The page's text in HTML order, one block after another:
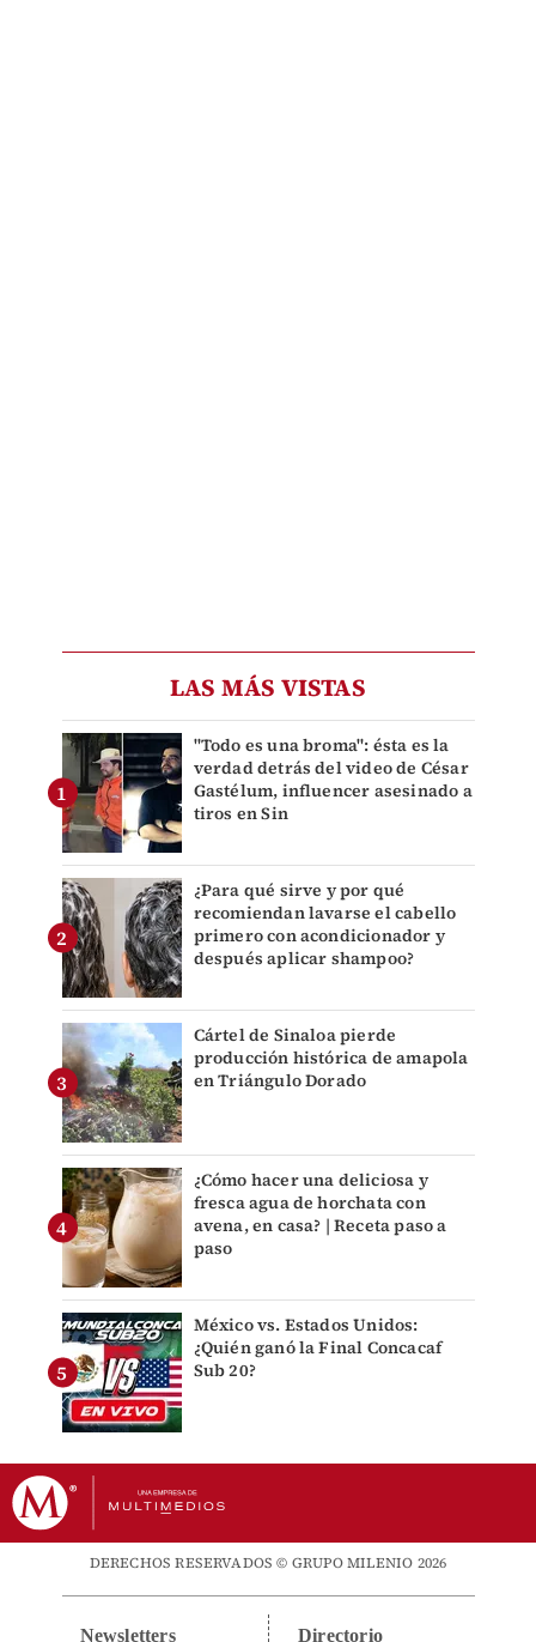
LAS MÁS VISTAS
"Todo es una broma": ésta es la
verdad detrás del video de César
Gastélum, influencer asesinado a
tiros en Sin
¿Para qué sirve y por qué
recomiendan lavarse el cabello
primero con acondicionador y
después aplicar shampoo?
Cártel de Sinaloa pierde
producción histórica de amapola
en Triángulo Dorado
¿Cómo hacer una deliciosa y
fresca agua de horchata con
avena, en casa? | Receta paso a
paso
México vs. Estados Unidos:
¿Quién ganó la Final Concacaf
Sub 20?
DERECHOS RESERVADOS © GRUPO MILENIO 2026
Newsletters Directorio